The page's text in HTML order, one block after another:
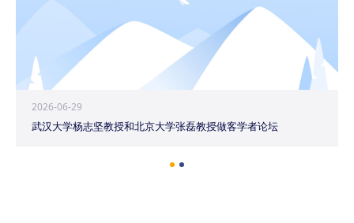
2026-06-29
武汉大学杨志坚教授和北京大学张磊教授做客学者论坛